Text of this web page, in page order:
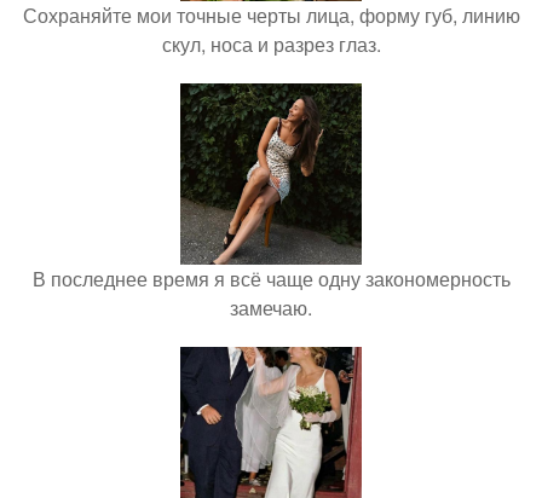
Сохраняйте мои точные черты лица, форму губ, линию
скул, носа и разрез глаз.
В последнее время я всё чаще одну закономерность
замечаю.